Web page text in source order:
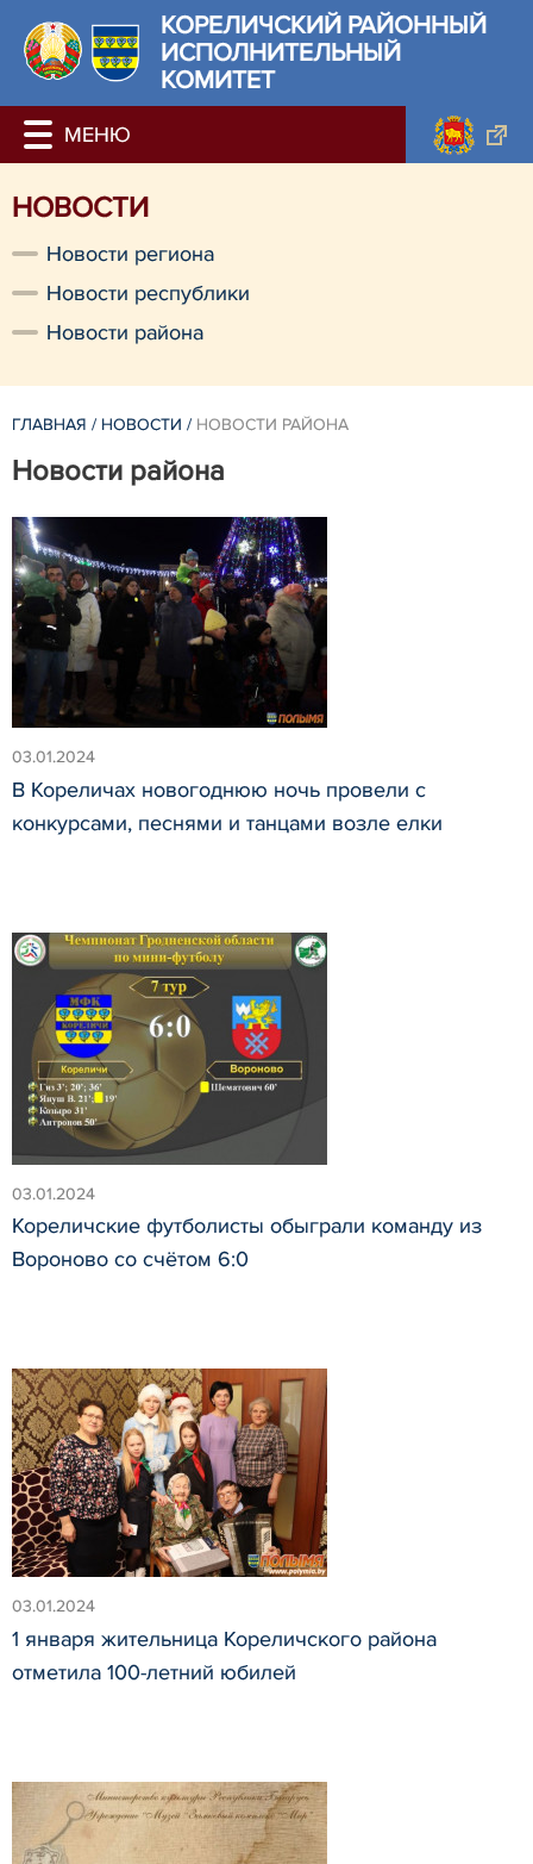
КОРЕЛИЧСКИЙ РАЙОННЫЙ
ИСПОЛНИТЕЛЬНЫЙ
КОМИТЕТ
НОВОСТИ
Новости региона
Новости республики
Новости района
ГЛАВНАЯ / НОВОСТИ / НОВОСТИ РАЙОНА
Новости района
03.01.2024
В Кореличах новогоднюю ночь провели с
конкурсами, песнями и танцами возле елки
03.01.2024
Кореличские футболисты обыграли команду из
Вороново со счётом 6:0
03.01.2024
1 января жительница Кореличского района
отметила 100-летний юбилей